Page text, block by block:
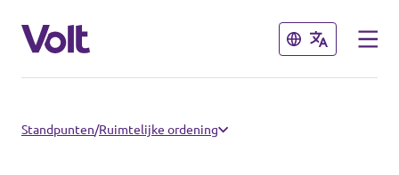
Sluiten
Afdelingen en fracties
Sluiten
Standpunten/Ruimtelijke ordening